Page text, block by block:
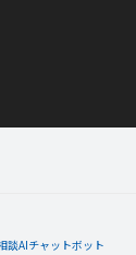
談AIチャットボット